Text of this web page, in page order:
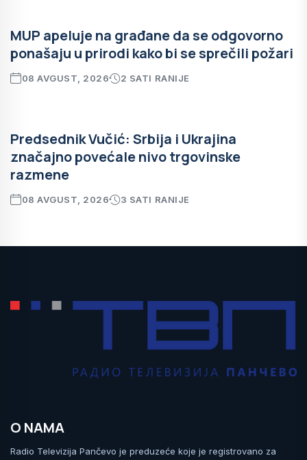
MUP apeluje na građane da se odgovorno
ponašaju u prirodi kako bi se sprečili požari
08 AVGUST, 2026 2 SATI RANIJE
Predsednik Vučić: Srbija i Ukrajina
značajno povećale nivo trgovinske
razmene
08 AVGUST, 2026 3 SATI RANIJE
O NAMA
Radio Televizija Pančevo je preduzeće koje je registrovano za